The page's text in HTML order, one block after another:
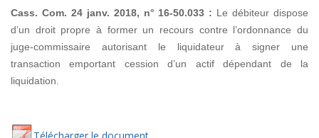
Cass. Com. 24 janv. 2018, n° 16-50.033 : Le débiteur dispose
d’un droit propre à former un recours contre l’ordonnance du
juge-commissaire autorisant le liquidateur à signer une
transaction emportant cession d’un actif dépendant de la
liquidation.